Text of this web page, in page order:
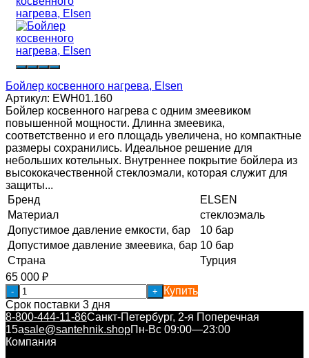
Бойлер косвенного нагрева, Elsen
Артикул: EWH01.160
Бойлер косвенного нагрева с одним змеевиком
повышенной мощности. Длинна змеевика,
соответственно и его площадь увеличена, но компактные
размеры сохранились. Идеальное решение для
небольших котельных. Внутреннее покрытие бойлера из
высококачественной стеклоэмали, которая служит для
защиты...
Бренд
ELSEN
Материал
стеклоэмаль
Допустимое давление емкости, бар
10 бар
Допустимое давление змеевика, бар 10 бар
Страна
Турция
65 000 ₽
- +
Купить
Срок поставки 3 дня
8-800-444-11-86Санкт-Петербург, 2-я Поперечная
15аsale@santehnik.shopПн-Вс 09:00—23:00
Компания